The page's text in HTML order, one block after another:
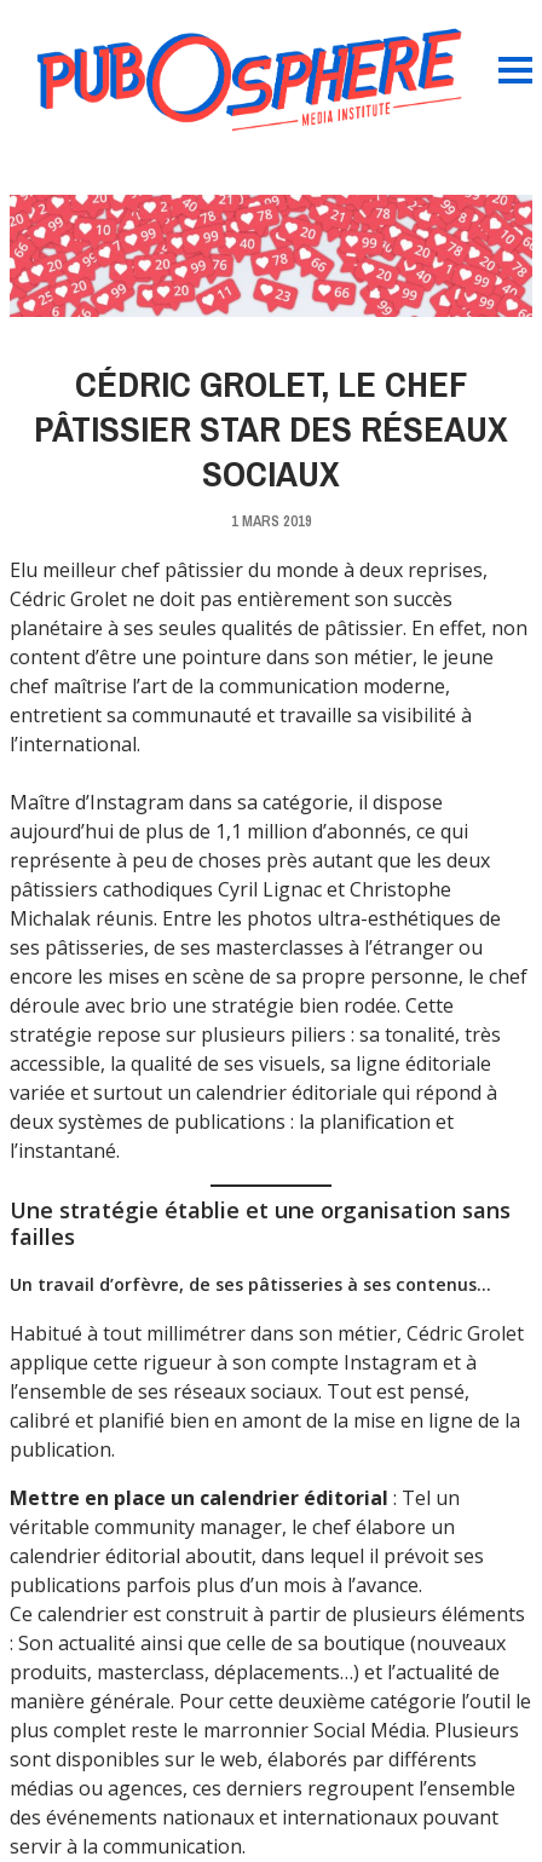
CÉDRIC GROLET, LE CHEF
PÂTISSIER STAR DES RÉSEAUX
SOCIAUX
1 MARS 2019
Elu meilleur chef pâtissier du monde à deux reprises,
Cédric Grolet ne doit pas entièrement son succès
planétaire à ses seules qualités de pâtissier. En effet, non
content d’être une pointure dans son métier, le jeune
chef maîtrise l’art de la communication moderne,
entretient sa communauté et travaille sa visibilité à
l’international.
Maître d’Instagram dans sa catégorie, il dispose
aujourd’hui de plus de 1,1 million d’abonnés, ce qui
représente à peu de choses près autant que les deux
pâtissiers cathodiques Cyril Lignac et Christophe
Michalak réunis. Entre les photos ultra-esthétiques de
ses pâtisseries, de ses masterclasses à l’étranger ou
encore les mises en scène de sa propre personne, le chef
déroule avec brio une stratégie bien rodée. Cette
stratégie repose sur plusieurs piliers : sa tonalité, très
accessible, la qualité de ses visuels, sa ligne éditoriale
variée et surtout un calendrier éditoriale qui répond à
deux systèmes de publications : la planification et
l’instantané.
Une stratégie établie et une organisation sans
failles
Un travail d’orfèvre, de ses pâtisseries à ses contenus…
Habitué à tout millimétrer dans son métier, Cédric Grolet
applique cette rigueur à son compte Instagram et à
l’ensemble de ses réseaux sociaux. Tout est pensé,
calibré et planifié bien en amont de la mise en ligne de la
publication.
Mettre en place un calendrier éditorial : Tel un
véritable community manager, le chef élabore un
calendrier éditorial aboutit, dans lequel il prévoit ses
publications parfois plus d’un mois à l’avance.
Ce calendrier est construit à partir de plusieurs éléments
: Son actualité ainsi que celle de sa boutique (nouveaux
produits, masterclass, déplacements…) et l’actualité de
manière générale. Pour cette deuxième catégorie l’outil le
plus complet reste le marronnier Social Média. Plusieurs
sont disponibles sur le web, élaborés par différents
médias ou agences, ces derniers regroupent l’ensemble
des événements nationaux et internationaux pouvant
servir à la communication.